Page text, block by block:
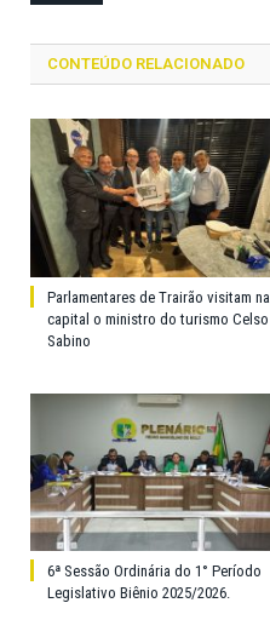
CONTEÚDO RELACIONADO
Parlamentares de Trairão visitam na
capital o ministro do turismo Celso
Sabino
6ª Sessão Ordinária do 1° Período
Legislativo Biênio 2025/2026.